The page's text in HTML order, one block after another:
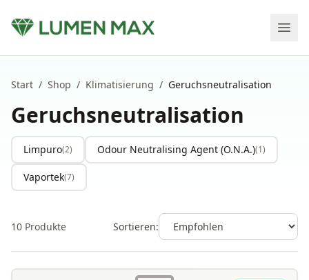
Start / Shop / Klimatisierung / Geruchsneutralisation
Geruchsneutralisation
Limpuro(2) Odour Neutralising Agent (O.N.A.)(1)
Vaportek(7)
10 Produkte Sortieren: